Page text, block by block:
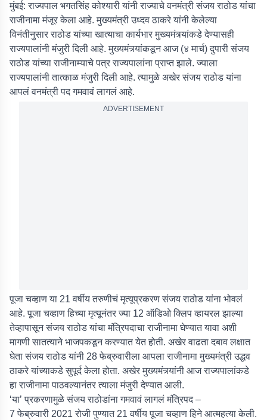
मुंबई: राज्यपाल भगतसिंह कोश्यारी यांनी राज्याचे वनमंत्री संजय राठोड यांचा
राजीनामा मंजूर केला आहे. मुख्यमंत्री उध्दव ठाकरे यांनी केलेल्या
विनंतीनुसार राठोड यांच्या खात्याचा कार्यभार मुख्यमंत्र्यांकडे देण्यासही
राज्यपालांनी मंजुरी दिली आहे. मुख्यमंत्र्यांकडून आज (४ मार्च) दुपारी संजय
राठोड यांच्या राजीनाम्याचे पत्र राज्यपालांना प्राप्त झाले. ज्याला
राज्यपालांनी तात्काळ मंजुरी दिली आहे. त्यामुळे अखेर संजय राठोड यांना
आपलं वनमंत्री पद गमवावं लागलं आहे.
ADVERTISEMENT
पूजा चव्हाण या 21 वर्षीय तरुणीचं मृत्यूप्रकरण संजय राठोड यांना भोवलं
आहे. पूजा चव्हाण हिच्या मृत्यूनंतर ज्या 12 ऑडिओ क्लिप व्हायरल झाल्या
तेव्हापासून संजय राठोड यांचा मंत्रिपदाचा राजीनामा घेण्यात यावा अशी
मागणी सातत्याने भाजपकडून करण्यात येत होती. अखेर वाढता दबाव लक्षात
घेता संजय राठोड यांनी 28 फेब्रुवारीला आपला राजीनामा मुख्यमंत्री उद्धव
ठाकरे यांच्याकडे सुपूर्द केला होता. अखेर मुख्यमंत्र्यांनी आज राज्यपालांकडे
हा राजीनामा पाठवल्यानंतर त्याला मंजुरी देण्यात आली.
‘या’ प्रकरणामुळे संजय राठोडांना गमवावं लागलं मंत्रिपद –
7 फेब्रुवारी 2021 रोजी पुण्यात 21 वर्षीय पूजा चव्हाण हिने आत्महत्या केली.